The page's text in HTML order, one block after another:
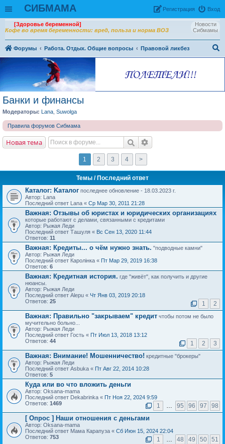
СИБМАМА Вход
Рeгиcтpaция
Новости
Сибмамы
[Здоровье беременной]
Кофе во время беременности: вред, польза и норма ВОЗ
Форумы Работа. Отдых. Общие вопросы
Правовой ликбез
Банки и финансы
Модераторы: Lana Suwolga
Правила форумов Сибмама
Новая тема
1 2 3 4 >
Темы / Последний ответ
Каталог: Kаталог последнее обновление - 18.03.2023 г.
Автор: Lana
Последний ответ Lana « Ср Мар 30, 2011 21:28
Важная: Отзывы об юристах и юридических организациях
которые работают с делами, связанными с кредитами
Автор: Рыжая Леди
Последний ответ Ташуля « Вс Сен 13, 2020 11:44
Ответов: 11
Важная: Кредиты... о чём нужно знать. "подводные камни"
Автор: Рыжая Леди
Последний ответ Каролiнка « Пт Мар 29, 2019 16:38
Ответов: 6
Важная: Кредитная история. где "живёт", как получить и другие
нюансы.
Автор: Рыжая Леди
Последний ответ Alepu « Чт Янв 03, 2019 20:18
Ответов: 25 1 2
Важная: Правильно "закрываем" кредит чтобы потом не было
мучительно больно...
Автор: Рыжая Леди
Последний ответ Гость « Пт Июл 13, 2018 13:12
Ответов: 44 1 2 3
Важная: Внимание! Мошенничество! кредитные "брокеры"
Автор: Рыжая Леди
Последний ответ Asbuka « Пт Авг 22, 2014 10:28
Ответов: 5
Куда или во что вложить деньги
Автор: Oksana-mama
Последний ответ Dekabrinka « Пт Ноя 22, 2024 9:59
Ответов: 1469 1 … 95 96 97 98
[ Опрос ] Наши отношения с деньгами
Автор: Oksana-mama
Последний ответ Мама Карапуза « Сб Июн 15, 2024 22:04
Ответов: 753 1 … 48 49 50 51